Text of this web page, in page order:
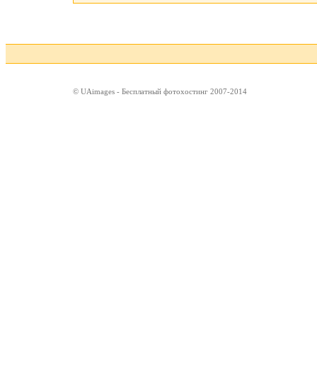
© UAimages - Бесплатный фотохостинг 2007-2014